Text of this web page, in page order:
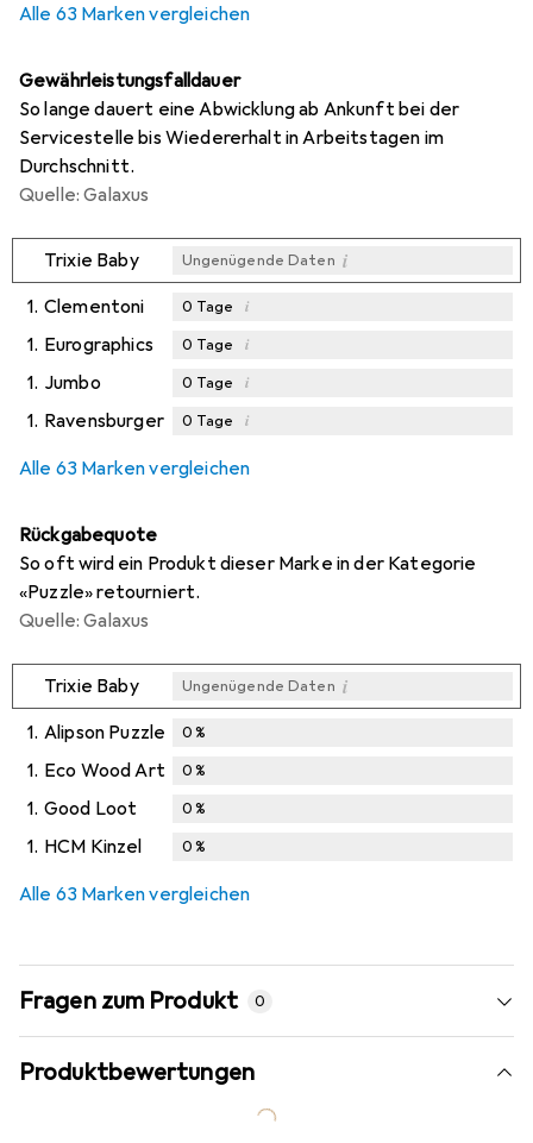
Alle 63 Marken vergleichen
Gewährleistungsfalldauer
So lange dauert eine Abwicklung ab Ankunft bei der
Servicestelle bis Wiedererhalt in Arbeitstagen im
Durchschnitt.
Quelle: Galaxus
Trixie Baby Ungenügende Daten i
1. Clementoni 0 Tage i
1. Eurographics 0 Tage i
1. Jumbo 0 Tage i
1. Ravensburger 0 Tage i
Alle 63 Marken vergleichen
Rückgabequote
So oft wird ein Produkt dieser Marke in der Kategorie
«Puzzle» retourniert.
Quelle: Galaxus
Trixie Baby Ungenügende Daten i
1. Alipson Puzzle 0%
1. Eco Wood Art 0%
1. Good Loot 0%
1. HCM Kinzel 0%
Alle 63 Marken vergleichen
Fragen zum Produkt 0
Produktbewertungen